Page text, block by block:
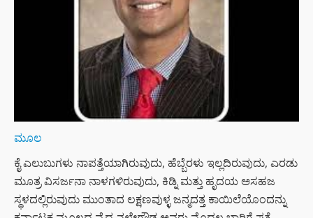
ಮೂಲ
ಕೈ ಎಲುಬುಗಳು ನಾಪತ್ತೆಯಾಗಿರುವುದು, ಹೆಬ್ಬೆರಳು ಇಲ್ಲದಿರುವುದು, ಎರಡು
ಮೂತ್ರ ವಿಸರ್ಜನಾ ನಾಳಗಳಿರುವುದು, ಕಿಡ್ನಿ ಮತ್ತು ಹೃದಯ ಅಸಹಜ
ಸ್ಥಳದಲ್ಲಿರುವುದು ಮುಂತಾದ ಲಕ್ಷಣವುಳ್ಳ ಜನ್ಮದತ್ತ ಕಾಯಿಲೆಯೊಂದನ್ನು